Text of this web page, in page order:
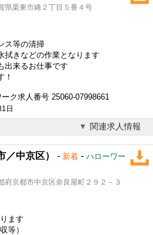
栗東市綣２丁目５番４号
ス等の清掃
拭きなどの作業となります
出来るお仕事です
！
ク求人番号 25060-07998661
日
関連求人情報
中京区） - 新着 - ハローワー
京都市中京区奈良屋町２９２－３
ます
等）